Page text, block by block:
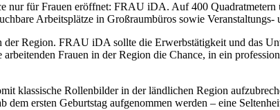
für Frauen eröffnet: FRAU iDA. Auf 400
Arbeitsplätze in Großraumbüros sowie Veranstaltungs-
Region. FRAU iDA sollte die Erwerbstätigkeit und das
Frauen in der Region die Chance, in ein
klassische Rollenbilder in der ländlichen Region
ersten Geburtstag aufgenommen werden – eine